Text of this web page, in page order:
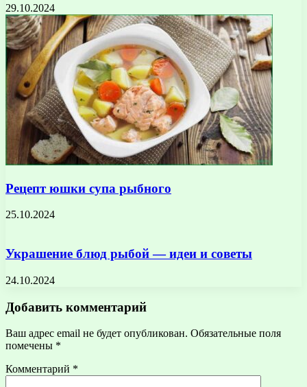
29.10.2024
Рецепт юшки супа рыбного
25.10.2024
Украшение блюд рыбой — идеи и советы
24.10.2024
Добавить комментарий
Ваш адрес email не будет опубликован. Обязательные поля
помечены *
Комментарий *